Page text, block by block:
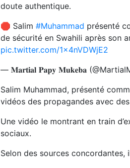
doute authentique.
🛑 Salim #Muhammad présenté
de sécurité en Swahili après son
pic.twitter.com/1x4nVDWjE2
— 𝐌𝐚𝐫𝐭𝐢𝐚𝐥 𝐏𝐚𝐩𝐲 𝐌𝐮𝐤𝐞𝐛𝐚
Salim Muhammad, présenté
vidéos des propagandes avec
Une vidéo le montrant en train
sociaux.
Selon des sources concordantes,